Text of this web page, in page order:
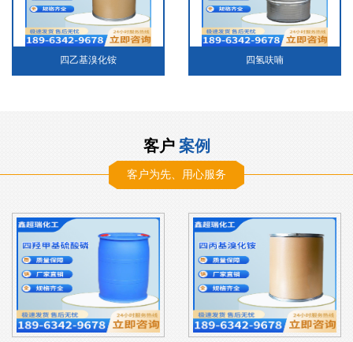
四乙基溴化铵 四氢呋喃
客户 案例
客户为先、用心服务